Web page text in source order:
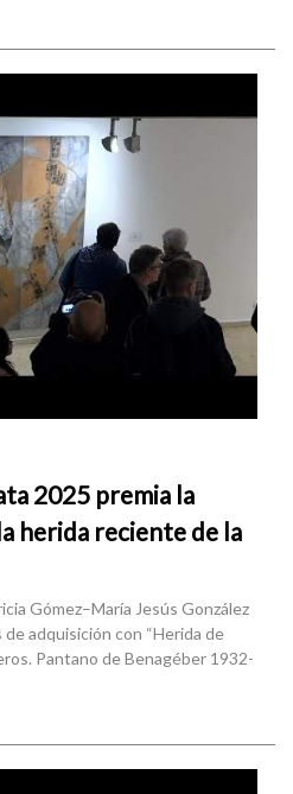
2025 premia la
herida reciente de la
Gómez–María Jesús González
adquisición con “Herida de
Pantano de Benagéber 1932-